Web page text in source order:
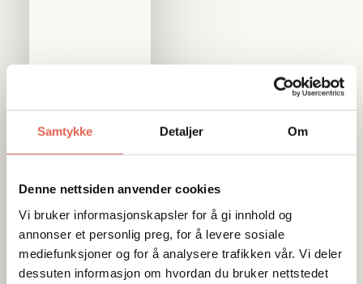
Samtykke Detaljer Om
Denne nettsiden anvender cookies
Vi bruker informasjonskapsler for å gi innhold og
annonser et personlig preg, for å levere sosiale
mediefunksjoner og for å analysere trafikken vår. Vi deler
dessuten informasjon om hvordan du bruker nettstedet